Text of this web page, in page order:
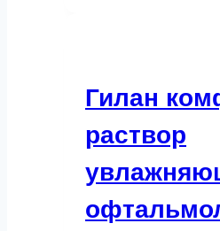
Гилан
раствор